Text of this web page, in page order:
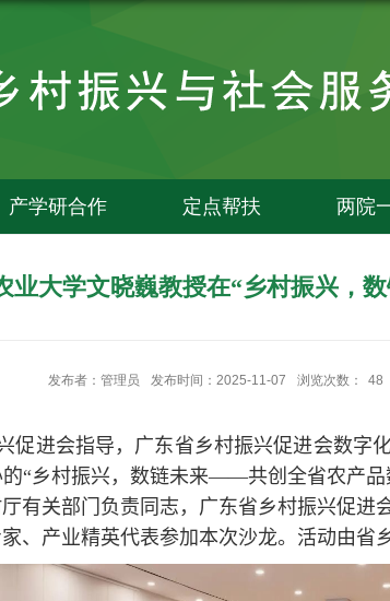
产学研合作 定点帮扶 两院
业大学文晓巍教授在“乡村振兴，
发布者：管理员 发布时间：2025-11-07 浏览次数： 48
促进会指导，广东省乡村振兴促进会数字
“乡村振兴，数链未来——共创全省农产
有关部门负责同志，广东省乡村振兴促进
、产业精英代表参加本次沙龙。活动由省